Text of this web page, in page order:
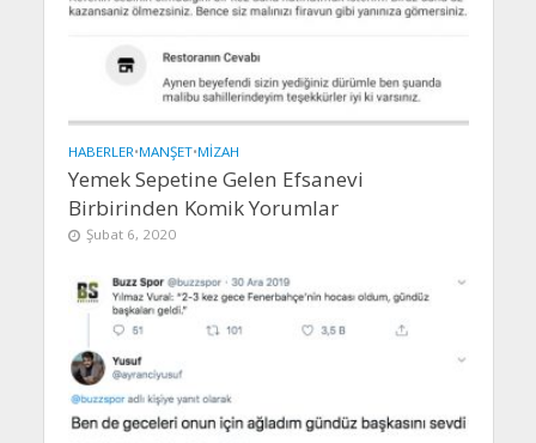
HABERLER•MANŞET•MIZAH
Yemek Sepetine Gelen Efsanevi
Birbirinden Komik Yorumlar
Şubat 6, 2020